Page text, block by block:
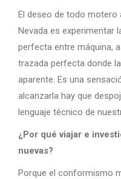
El deseo de todo motero
Nevada es experimentar
perfecta entre máquina,
trazada perfecta donde
aparente. Es una
alcanzarla hay que
lenguaje técnico de
¿Por qué viajar e
nuevas?
Porque el conformismo